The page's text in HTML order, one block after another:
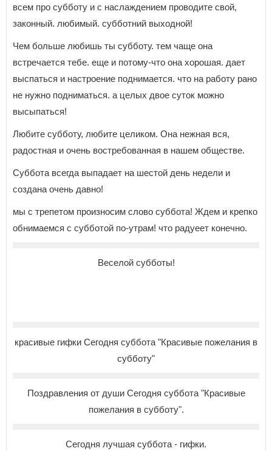
всем про субботу и с наслаждением проводите свой,
законный. любимый. субботний выходной!
Чем больше любишь ты субботу. тем чаще она
встречается тебе. еще и потому-что она хорошая. дает
выспаться и настроение поднимается. что на работу рано
не нужно подниматься. а целых двое суток можно
высыпаться!
Любите субботу, любите целиком. Она нежная вся,
радостная и очень востребованная в нашем обществе.
Суббота всегда выпадает на шестой день недели и
создана очень давно!
мы с трепетом произносим слово суббота! Ждем и крепко
обнимаемся с субботой по-утрам! что радуеет конечно.
Веселой субботы!
красивые гифки Сегодня суббота "Красивые пожелания в
субботу"
Поздравления от души Сегодня суббота "Красивые
пожелания в субботу".
Сегодня лучшая суббота - гифки.